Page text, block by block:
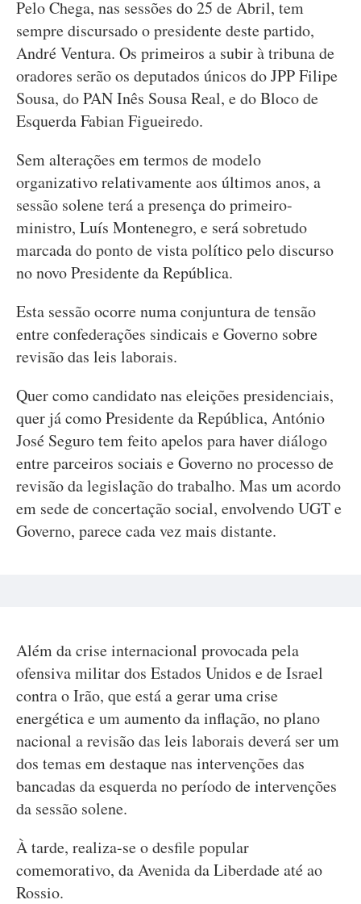
Pelo Chega, nas sessões do 25 de Abril, tem
sempre discursado o presidente deste partido,
André Ventura. Os primeiros a subir à tribuna de
oradores serão os deputados únicos do JPP Filipe
Sousa, do PAN Inês Sousa Real, e do Bloco de
Esquerda Fabian Figueiredo.
Sem alterações em termos de modelo
organizativo relativamente aos últimos anos, a
sessão solene terá a presença do primeiro-
ministro, Luís Montenegro, e será sobretudo
marcada do ponto de vista político pelo discurso
no novo Presidente da República.
Esta sessão ocorre numa conjuntura de tensão
entre confederações sindicais e Governo sobre
revisão das leis laborais.
Quer como candidato nas eleições presidenciais,
quer já como Presidente da República, António
José Seguro tem feito apelos para haver diálogo
entre parceiros sociais e Governo no processo de
revisão da legislação do trabalho. Mas um acordo
em sede de concertação social, envolvendo UGT e
Governo, parece cada vez mais distante.
Além da crise internacional provocada pela
ofensiva militar dos Estados Unidos e de Israel
contra o Irão, que está a gerar uma crise
energética e um aumento da inflação, no plano
nacional a revisão das leis laborais deverá ser um
dos temas em destaque nas intervenções das
bancadas da esquerda no período de intervenções
da sessão solene.
À tarde, realiza-se o desfile popular
comemorativo, da Avenida da Liberdade até ao
Rossio.